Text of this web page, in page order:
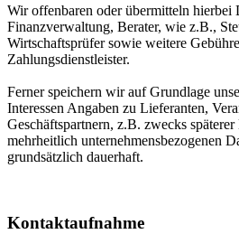
Wir offenbaren oder übermitteln hierbei
Finanzverwaltung, Berater, wie z.B.,
Wirtschaftsprüfer sowie weitere
Zahlungsdienstleister.
Ferner speichern wir auf Grundlage
Interessen Angaben zu Lieferanten,
Geschäftspartnern, z.B. zwecks
mehrheitlich unternehmensbezogenen
grundsätzlich dauerhaft.
Kontaktaufnahme